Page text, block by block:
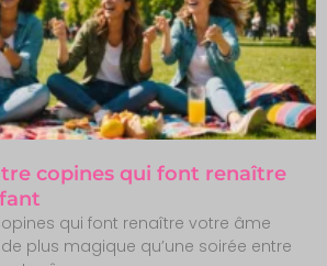
copines qui font renaître
qui font renaître votre âme
de plus magique qu’une soirée entre